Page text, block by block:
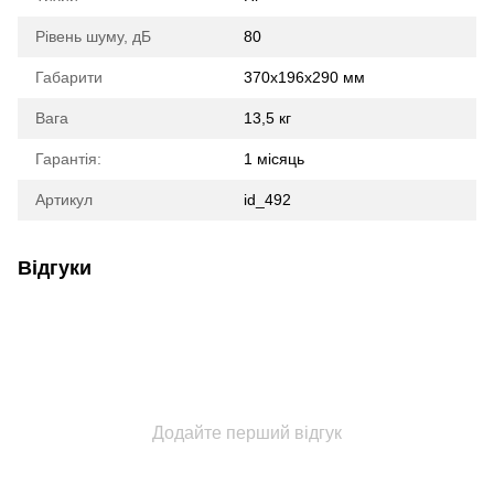
Рівень шуму, дБ 80
Габарити 370x196x290 мм
Вага 13,5 кг
Гарантія: 1 місяць
Артикул id_492
Відгуки
Додайте перший відгук